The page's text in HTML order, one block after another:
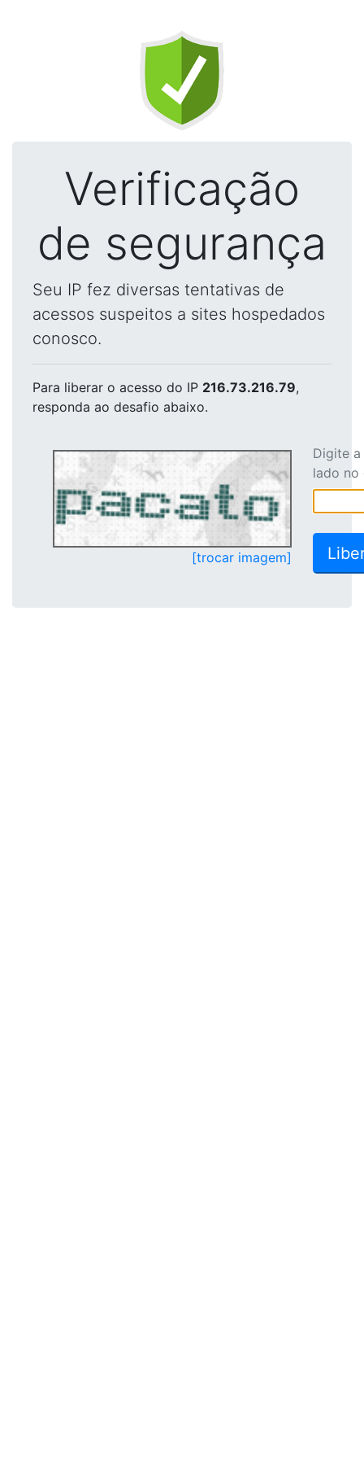
Verificação
de segurança
Seu IP fez diversas tentativas de
acessos suspeitos a sites hospedados
conosco.
Para liberar o acesso do IP 216.73.216.79,
responda ao desafio abaixo.
[trocar imagem]
Digite
lado no